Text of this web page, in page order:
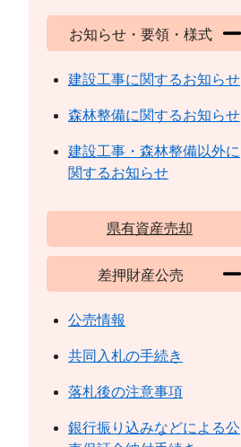
お知らせ・要領・様式
建設工事に関するお知らせ
森林整備に関するお知らせ
建設工事・森林整備以外に
関するお知らせ
県有資産売却
差押財産公売
公売情報
共同入札の手続き
落札後の注意事項
銀行振り込みなどによる公